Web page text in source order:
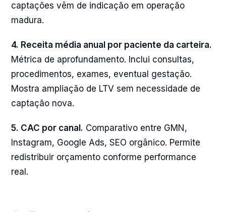
captações vêm de indicação em operação
madura.
4. Receita média anual por paciente da carteira.
Métrica de aprofundamento. Inclui consultas,
procedimentos, exames, eventual gestação.
Mostra ampliação de LTV sem necessidade de
captação nova.
5. CAC por canal. Comparativo entre GMN,
Instagram, Google Ads, SEO orgânico. Permite
redistribuir orçamento conforme performance
real.